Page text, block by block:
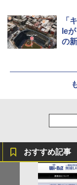
「
le
の
おすすめ記事